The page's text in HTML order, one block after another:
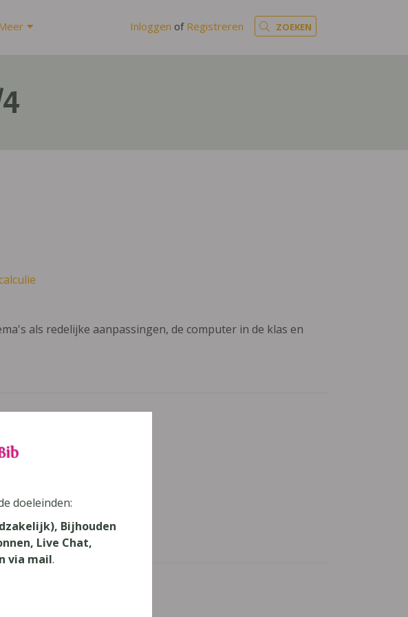
Inloggen of Registreren ZOEKEN
als redelijke aanpassingen, de computer in de klas en
doeleinden:
Bijhouden
Live Chat,
via mail.